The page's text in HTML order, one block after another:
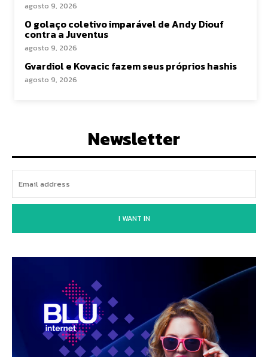
agosto 9, 2026
O golaço coletivo imparável de Andy Diouf
contra a Juventus
agosto 9, 2026
Gvardiol e Kovacic fazem seus próprios hashis
agosto 9, 2026
Newsletter
I WANT IN